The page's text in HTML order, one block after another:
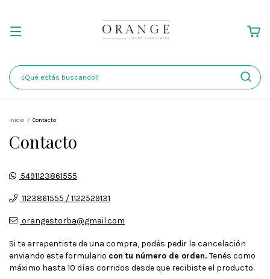
Inicio / Contacto
Contacto
5491123861555
1123861555 / 1122529131
orangestorba@gmail.com
Si te arrepentiste de una compra, podés pedir la cancelación
enviando este formulario con tu número de orden. Tenés como
máximo hasta 10 días corridos desde que recibiste el producto.